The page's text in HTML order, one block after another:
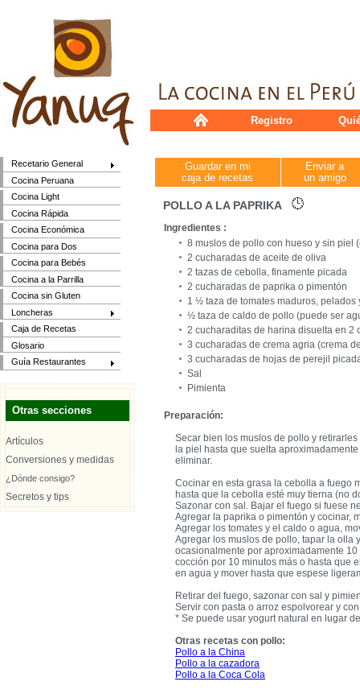
Recetario General
Cocina Peruana
Cocina Light
Cocina Rápida
Cocina Económica
Cocina para Dos
Cocina para Bebés
Cocina a la Parrilla
Cocina sin Gluten
Loncheras
Caja de Recetas
Glosario
Guía Restaurantes
Otras secciones
Artículos
Conversiones y medidas
¿Dónde consigo?
Secretos y tips
Registro
Guardar en mi
caja de recetas
Enviar a
un amigo
POLLO A LA PAPRIKA
Ingredientes :
8 muslos de pollo con hueso y sin piel
2 cucharadas de aceite de oliva
2 tazas de cebolla, finamente picada
2 cucharadas de paprika o pimentón
1 ½ taza de tomates maduros, pelados
½ taza de caldo de pollo (puede ser
2 cucharaditas de harina disuelta en 2
3 cucharadas de crema agria (crema
3 cucharadas de hojas de perejil
Sal
Pimienta
Preparación:
Secar bien los muslos de pollo y
la piel hasta que suelta
eliminar.
Cocinar en esta grasa la cebolla a fuego
hasta que la cebolla esté muy tierna (no
Sazonar con sal. Bajar el fuego si fuese
Agregar la paprika o pimentón y cocinar,
Agregar los tomates y el caldo o agua,
Agregar los muslos de pollo, tapar la olla
ocasionalmente por aproximadamente
cocción por 10 minutos más o hasta que
en agua y mover hasta que espese
Retirar del fuego, sazonar con sal y
Servir con pasta o arroz espolvorear y
* Se puede usar yogurt natural en lugar
Otras recetas con pollo:
Pollo a la China
Pollo a la cazadora
Pollo a la Coca Cola